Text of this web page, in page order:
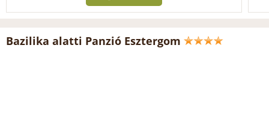
Bazilika alatti Panzió Esztergom